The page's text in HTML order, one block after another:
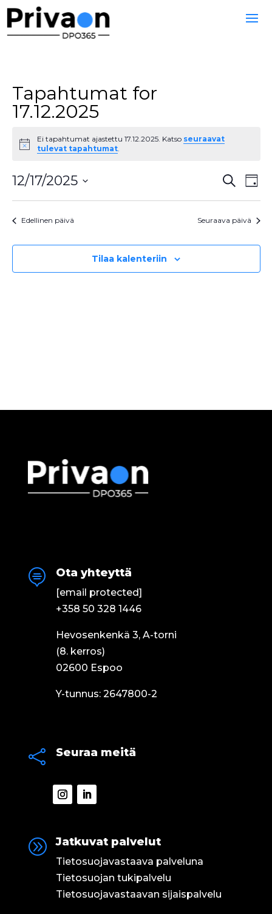
Tapahtumat for
17.12.2025
Notice
Ei tapahtumat ajastettu 17.12.2025. Katso seuraavat
tulevat tapahtumat.
Etsi
Päivä
12/17/2025
Valitse
päivä.
Edellinen päivä Seuraava päivä
Tilaa kalenteriin
 Ota yhteyttä
[email protected]
+358 50 328 1446
Hevosenkenkä 3, A-torni
(8. kerros)
02600 Espoo
Y-tunnus: 2647800-2
 Seuraa meitä
A Jatkuvat palvelut
Tietosuojavastaava palveluna
Tietosuojan tukipalvelu
Tietosuojavastaavan sijaispalvelu